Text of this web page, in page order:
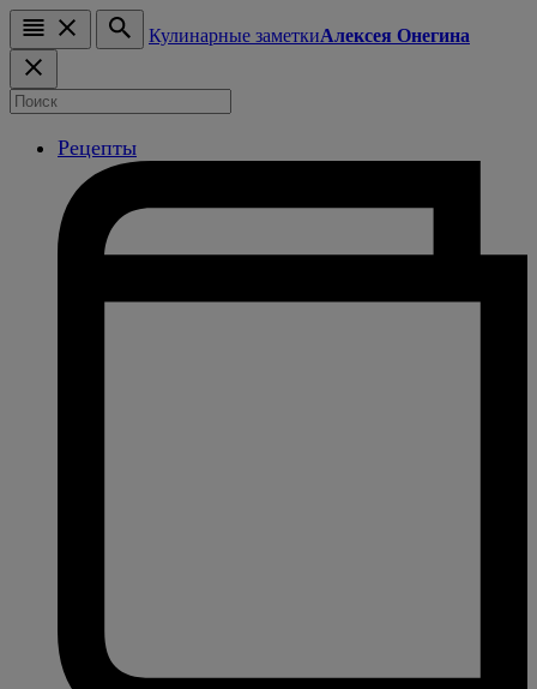
Кулинарные заметкиАлексея Онегина
Рецепты